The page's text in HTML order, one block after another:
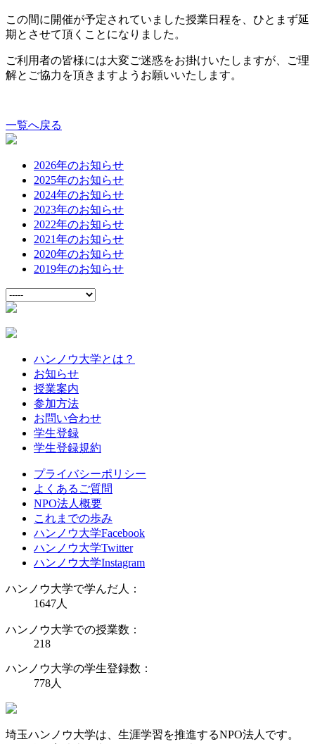
この間に開催が予定されていました授業日程を、ひとまず延
期とさせて頂くことになりました。
ご利用者の皆様には大変ご迷惑をお掛けいたしますが、ご理
解とご協力を頂きますようお願いいたします。
一覧へ戻る
2026年のお知らせ
2025年のお知らせ
2024年のお知らせ
2023年のお知らせ
2022年のお知らせ
2021年のお知らせ
2020年のお知らせ
2019年のお知らせ
ハンノウ大学とは？
お知らせ
授業案内
参加方法
お問い合わせ
学生登録
学生登録規約
プライバシーポリシー
よくあるご質問
NPO法人概要
これまでの歩み
ハンノウ大学Facebook
ハンノウ大学Twitter
ハンノウ大学Instagram
ハンノウ大学で学んだ人：
1647人
ハンノウ大学での授業数：
218
ハンノウ大学の学生登録数：
778人
埼玉ハンノウ大学は、生涯学習を推進するNPO法人です。